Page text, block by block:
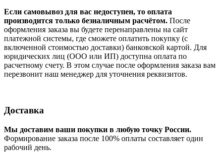
Если самовывоз для вас недоступен, то оплата
производится только безналичным расчётом. После
оформления заказа вы будете перенаправлены на сайт
платежной системы, где сможете оплатить покупку (с
включенной стоимостью доставки) банковской картой. Для
юридических лиц (ООО или ИП) доступна оплата по
расчетному счету. В этом случае после оформления заказа вам
перезвонит наш менеджер для уточнения реквизитов.
Доставка
Мы доставим ваши покупки в любую точку России.
Формирование заказа после 100% оплаты составляет один
рабочий день.